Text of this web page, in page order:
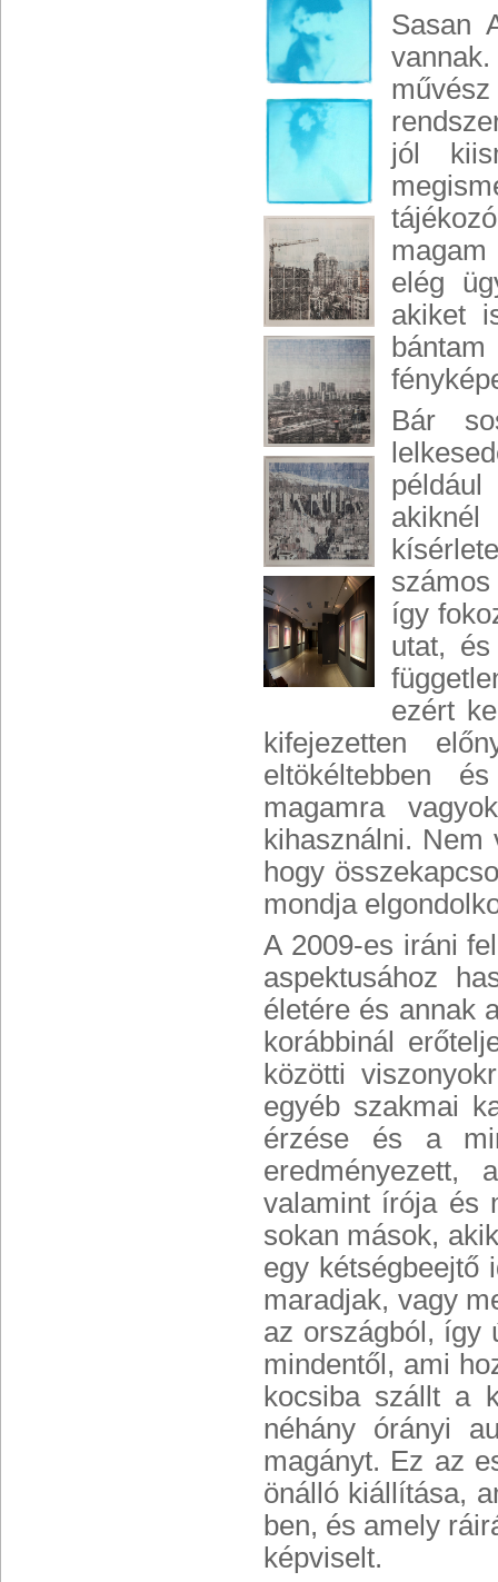
Sasan
jól
elég
akiket
Bár
így
utat, és
ezért
kifejezetten
eltökéltebben
magamra
kihasználni.
hogy
mondja
A 2009-es iráni
aspektusához
életére és annak
korábbinál
közötti
egyéb szakmai
érzése és a
eredményezett,
valamint írója és
sokan mások,
egy kétségbeejtő
maradjak, vagy
az országból, így
mindentől, ami
kocsiba szállt a
néhány órányi
magányt. Ez az
önálló kiállítása,
ben, és amely
képviselt.